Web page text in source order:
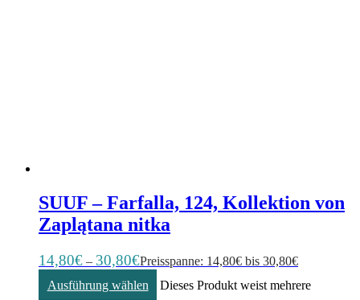
SUUF – Farfalla, 124, Kollektion von
Zaplątana nitka
14,80€ – 30,80€Preisspanne: 14,80€ bis 30,80€
Ausführung wählen
Dieses Produkt weist mehrere